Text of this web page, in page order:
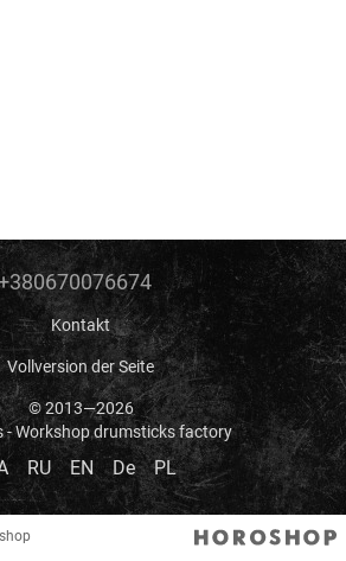
Kontakt
Vollversion der Seite
© 2013—2026
- Workshop drumsticks factory
RU EN De PL